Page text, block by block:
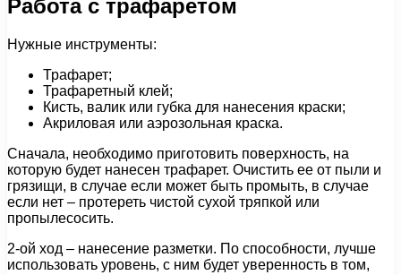
Работа с трафаретом
Нужные инструменты:
Трафарет;
Трафаретный клей;
Кисть, валик или губка для нанесения краски;
Акриловая или аэрозольная краска.
Сначала, необходимо приготовить поверхность, на
которую будет нанесен трафарет. Очистить ее от пыли и
грязищи, в случае если может быть промыть, в случае
если нет – протереть чистой сухой тряпкой или
пропылесосить.
2-ой ход – нанесение разметки. По способности, лучше
использовать уровень, с ним будет уверенность в том,